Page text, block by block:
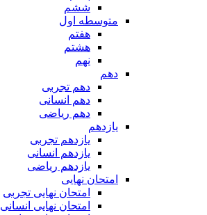
ششم
متوسطه اول
هفتم
هشتم
نهم
دهم
دهم تجربی
دهم انسانی
دهم ریاضی
یازدهم
یازدهم تجربی
یازدهم انسانی
یازدهم ریاضی
امتحان نهایی
امتحان نهایی تجربی
امتحان نهایی انسانی